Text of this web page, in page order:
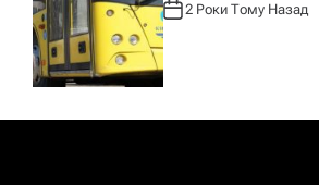
А
В
Т
О
Р
:
2 Роки Тому Назад